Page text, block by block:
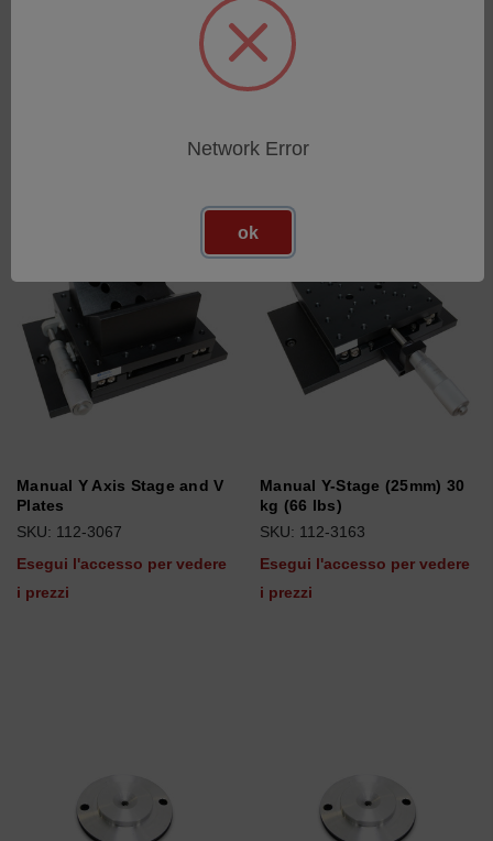
Esegui l'accesso per vedere
Coppia di blocchi a V da
150 mm (5,85 pollici).
SKU: 112-1645
Esegui l'accesso per vedere
Manual Y Axis Stage and V
Plates
SKU: 112-3067
Esegui l'accesso per vedere
i prezzi
Manual Y-Stage (25mm) 30
kg (66 lbs)
SKU: 112-3163
Esegui l'accesso per vedere
i prezzi
Network Error
ok